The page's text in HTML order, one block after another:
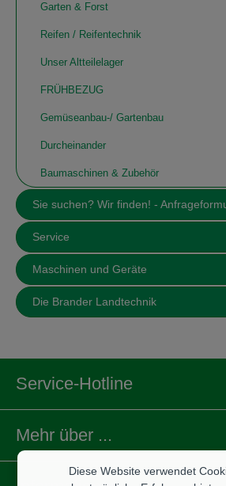
Garten & Forst
Reifen / Reifentechnik
Unser Altteilelager
FRÜHBEZUG
Gemüseanbau-/ Gartenbau
Durcheinander
Baumaschinen & Zubehör
Sie suchen? Wir finden! -
Service
Maschinen und Geräte
Die Brander Landtechnik
Service-Hotline
Mehr über ...
Diese Website verwendet